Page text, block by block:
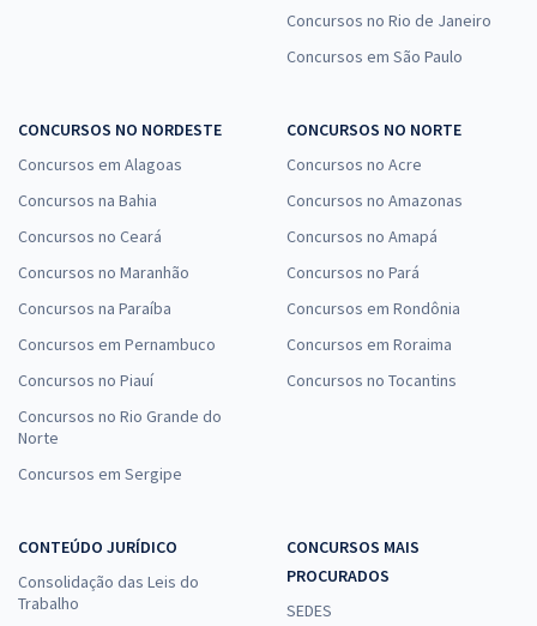
Concursos no Rio de Janeiro
Concursos em São Paulo
CONCURSOS NO NORDESTE
Concursos em Alagoas
Concursos na Bahia
Concursos no Ceará
Concursos no Maranhão
Concursos na Paraíba
Concursos em Pernambuco
Concursos no Piauí
Concursos no Rio Grande do
Norte
Concursos em Sergipe
CONCURSOS NO NORTE
Concursos no Acre
Concursos no Amazonas
Concursos no Amapá
Concursos no Pará
Concursos em Rondônia
Concursos em Roraima
Concursos no Tocantins
CONTEÚDO JURÍDICO
Consolidação das Leis do
Trabalho
CONCURSOS MAIS
PROCURADOS
SEDES